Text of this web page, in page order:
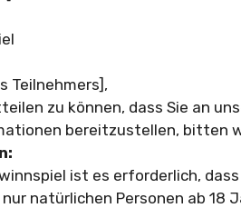
Teilnehmers],
zu können, dass Sie an
bereitzustellen, bitten
ist es erforderlich,
natürlichen Personen ab 18